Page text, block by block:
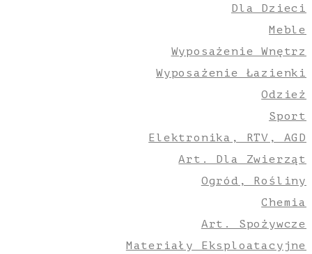
Dla Dzieci
Meble
Wyposażenie Wnętrz
Wyposażenie Łazienki
Odzież
Sport
Elektronika, RTV, AGD
Art. Dla Zwierząt
Ogród, Rośliny
Chemia
Art. Spożywcze
Materiały Eksploatacyjne